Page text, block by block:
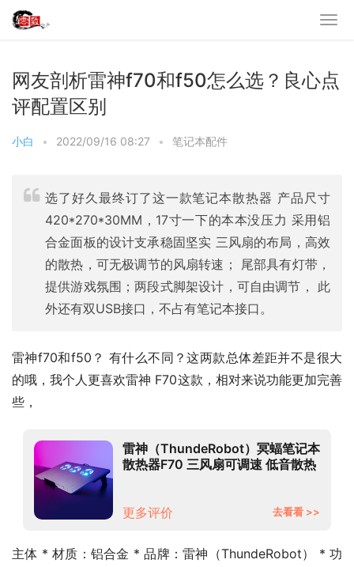
网友剖析雷神f70和f50怎么选？良心点
评配置区别
小白 • 2022/09/16 08:27 • 笔记本配件
选了好久最终订了这一款笔记本散热器 产品尺寸
420*270*30MM，17寸一下的本本没压力 采用铝
合金面板的设计支承稳固坚实 三风扇的布局，高效
的散热，可无极调节的风扇转速； 尾部具有灯带，
提供游戏氛围；两段式脚架设计，可自由调节， 此
外还有双USB接口，不占有笔记本接口。
雷神f70和f50？ 有什么不同？这两款总体差距并不是很大
的哦，我个人更喜欢雷神 F70这款，相对来说功能更加完善
些，
雷神（ThundeRobot）冥蝠笔记本
散热器F70 三风扇可调速 低音散热
更多评价 去看看 >>
主体 * 材质：铝合金 * 品牌：雷神（ThundeRobot） * 功